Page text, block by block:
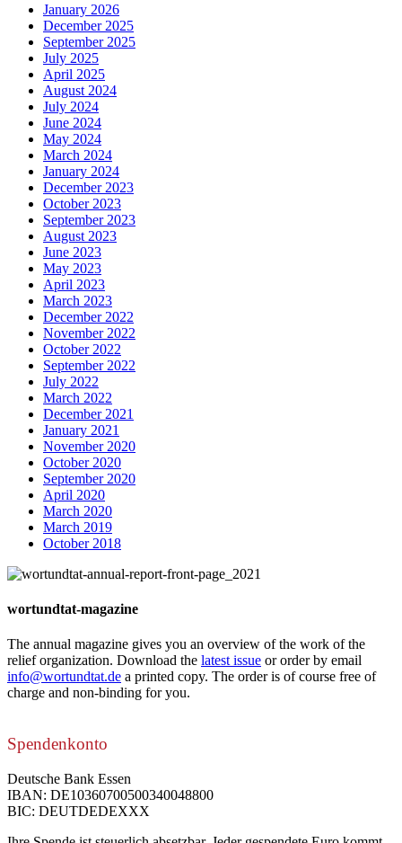
January 2026
December 2025
September 2025
July 2025
April 2025
August 2024
July 2024
June 2024
May 2024
March 2024
January 2024
December 2023
October 2023
September 2023
August 2023
June 2023
May 2023
April 2023
March 2023
December 2022
November 2022
October 2022
September 2022
July 2022
March 2022
December 2021
January 2021
November 2020
October 2020
September 2020
April 2020
March 2020
March 2019
October 2018
wortundtat-magazine
The annual magazine gives you an overview of the work of the
relief organization. Download the latest issue or order by email
info@wortundtat.de a printed copy. The order is of course free of
charge and non-binding for you.
Spendenkonto
Deutsche Bank Essen
IBAN: DE10360700500340048800
BIC: DEUTDEDEXXX